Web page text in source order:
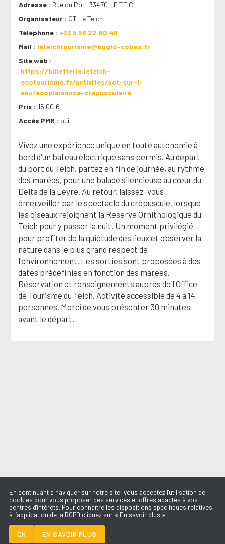
DIS-MOI COMMENT
Adresse
Rue du Port 33470 LE TEICH
Organisateur
OT Le Teich
Téléphone
+33 5 56 22 80 46
Mail
leteichtourisme@agglo-cobas.fr
Site web
https://billetterie.leteich-
ecotourisme.fr/activites/act-sur-l-
eau/ecoplaisance-crepusculaire
Prix
15.00 €
Accès PMR
oui
Vivez une expérience unique en toute autonomie à
bord d'un bateau électrique sans permis. Au départ
du port du Teich, partez en fin de journée, au rythme
des marées, pour une balade silencieuse au cœur du
Delta de la Leyre. Au retour, laissez-vous
émerveiller par le spectacle du crépuscule, lorsque
les oiseaux rejoignent la Réserve Ornithologique du
Teich pour y passer la nuit. Un moment privilégié
pour profiter de la quiétude des lieux et observer la
nature dans le plus grand respect de
l'environnement. Les sorties sont proposées à des
dates prédéfinies en fonction des marées.
Réservation et renseignements auprès de l'Office
de Tourisme du Teich. Activité accessible de 4 à 14
personnes. Merci de vous présenter 30 minutes
avant le départ.
En continuant à naviguer sur notre site, vous acceptez l'utilisation de
cookies pour vous proposer des services et offres adaptés à vos
centres d'intérêts. Pour connaître les dispositions spécifiques relatives
à l’application de la RGPD cliquez sur « En savoir plus »
OK EN SAVOIR PLUS